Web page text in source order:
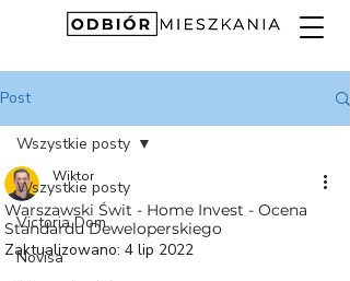
Post
Wszystkie posty
Victoria Dom
Novisa
Wszystkie posty
Warszawski Świt - Home Invest - Ocena
Standardu Deweloperskiego
Wiktor
Zaktualizowano: 4 lip 2022